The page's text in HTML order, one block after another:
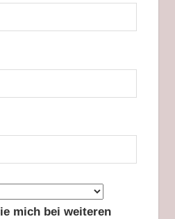
mich bei weiteren